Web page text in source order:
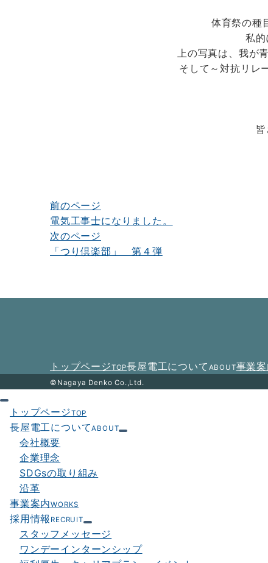
体育祭の種
私
上の写真は、我が
そして～対抗リレ
投
稿
ナ
ン
前のページ
電気工事士になりました。
次のページ
「つり倶楽部」 第４弾
トップページTOP長屋電工について ABOUT事業
©Nagaya Denko Co.,Ltd.
トップページTOP
長屋電工についてABOUT
会社概要
企業理念
SDGsの取り組み
沿革
事業案内WORKS
採用情報 RECRUIT
スタッフメッセージ
ワンデーインターンシップ